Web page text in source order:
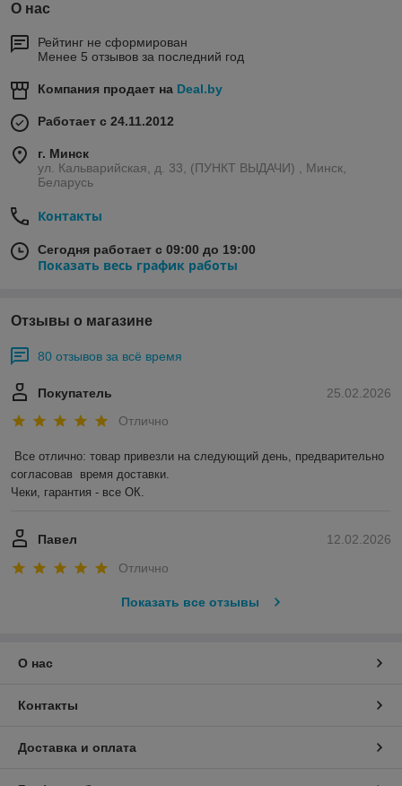
О нас
Рейтинг не сформирован
Менее 5 отзывов за последний год
Компания продает на Deal.by
Работает с 24.11.2012
г. Минск
ул. Кальварийская, д. 33, (ПУНКТ ВЫДАЧИ) , Минск,
Беларусь
Контакты
Сегодня работает с 09:00 до 19:00
Показать весь график работы
Отзывы о магазине
80 отзывов за всё время
25.02.2026
Покупатель
Отлично
Все отлично: товар привезли на следующий день, предварительно
согласовав  время доставки.
Чеки, гарантия - все ОК.
12.02.2026
Павел
Отлично
Показать все отзывы
О нас
Контакты
Доставка и оплата